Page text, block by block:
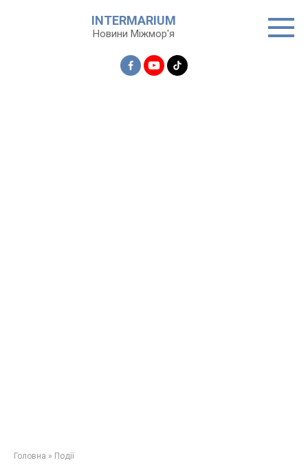
INTERMARIUM
Новини Міжмор'я
Головна » Події